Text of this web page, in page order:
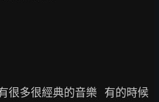
很多很經典的音樂   有的時候